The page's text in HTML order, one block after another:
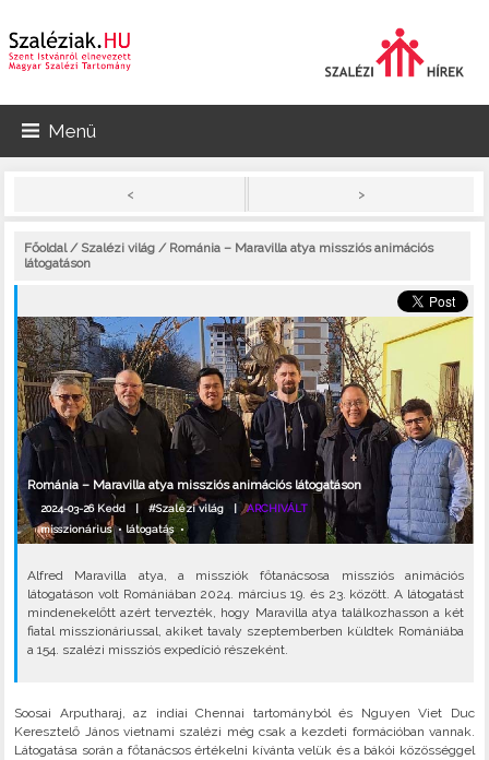
Menü
< >
Főoldal/ Szalézi világ / Románia – Maravilla atya missziós animációs
látogatáson
Románia – Maravilla atya missziós animációs látogatáson
2024-03-26 Kedd |#Szalézi világ |ARCHIVÁLT
misszionárius• látogatás•
Alfred Maravilla atya, a missziók főtanácsosa missziós animációs
látogatáson volt Romániában 2024. március 19. és 23. között. A látogatást
mindenekelőtt azért tervezték, hogy Maravilla atya találkozhasson a két
fiatal misszionáriussal, akiket tavaly szeptemberben küldtek Romániába
a 154. szalézi missziós expedíció részeként.
Soosai Arputharaj, az indiai Chennai tartományból és Nguyen Viet Duc
Keresztelő János vietnami szalézi még csak a kezdeti formációban vannak.
Látogatása során a főtanácsos értékelni kívánta velük és a bákói közösséggel